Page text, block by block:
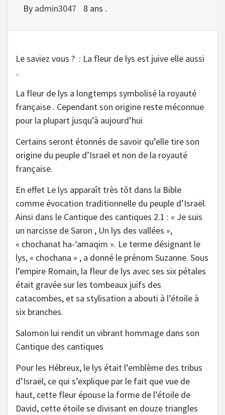
By admin3047 8 ans .
Le saviez vous ? : La fleur de lys est juive elle aussi
..
La fleur de lys a longtemps symbolisé la royauté
française . Cependant son origine reste méconnue
pour la plupart jusqu’à aujourd’hui
Certains seront étonnés de savoir qu’elle tire son
origine du peuple d’Israël et non de la royauté
française.
En effet Le lys apparaît très tôt dans la Bible
comme évocation traditionnelle du peuple d’Israël.
Ainsi dans le Cantique des cantiques 2.1 : « Je suis
un narcisse de Saron , Un lys des vallées »,
« chochanat ha-‘amaqim ». Le terme désignant le
lys, « chochana » , a donné le prénom Suzanne. Sous
l’empire Romain, la fleur de lys avec ses six pétales
était gravée sur les tombeaux juifs des
catacombes, et sa stylisation a abouti à l’étoile à
six branches.
Salomon lui rendit un vibrant hommage dans son
Cantique des cantiques
Pour les Hébreux, le lys était l’emblème des tribus
d’Israël, ce qui s’explique par le fait que vue de
haut, cette fleur épouse la forme de l’étoile de
David, cette étoile se divisant en douze triangles